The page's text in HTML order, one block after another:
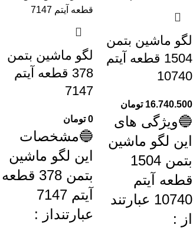
لگو ماشین بتمن
1504 قطعه آیتم
10740
16.740.500 تومان
🔵ویژگی های
این لگو ماشین
بتمن 1504
قطعه آیتم
10740 عبارتند
از :
لگو ماشین بتمن
378 قطعه آیتم
7147
0 تومان
🔵مشخصات
این لگو ماشین
بتمن 378 قطعه
آیتم 7147
عبارتنداز :